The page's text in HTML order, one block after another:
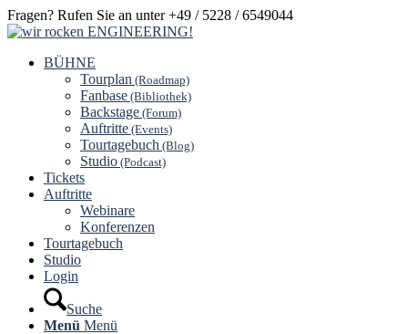
Fragen? Rufen Sie an unter +49 / 5228 / 6549044
BÜHNE
Tourplan (Roadmap)
Fanbase (Bibliothek)
Backstage (Forum)
Auftritte (Events)
Tourtagebuch (Blog)
Studio (Podcast)
Tickets
Auftritte
Webinare
Konferenzen
Tourtagebuch
Studio
Login
Suche
Menü Menü